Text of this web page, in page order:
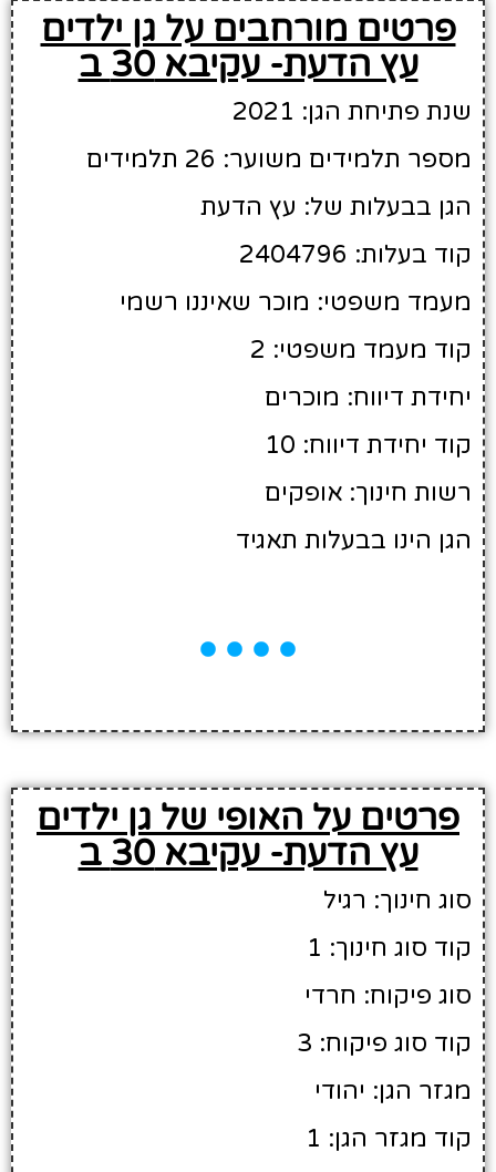
פרטים מורחבים על גן ילדים
עץ הדעת- עקיבא 30 ב
שנת פתיחת הגן: 2021
מספר תלמידים משוער: 26 תלמידים
הגן בבעלות של: עץ הדעת
קוד בעלות: 2404796
מעמד משפטי: מוכר שאיננו רשמי
קוד מעמד משפטי: 2
יחידת דיווח: מוכרים
קוד יחידת דיווח: 10
רשות חינוך: אופקים
הגן הינו בבעלות תאגיד
פרטים על האופי של גן ילדים
עץ הדעת- עקיבא 30 ב
סוג חינוך: רגיל
קוד סוג חינוך: 1
סוג פיקוח: חרדי
קוד סוג פיקוח: 3
מגזר הגן: יהודי
קוד מגזר הגן: 1